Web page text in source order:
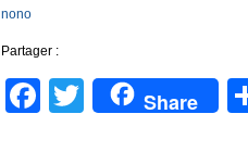
nono
Partager :
Facebook
Twitter
Share